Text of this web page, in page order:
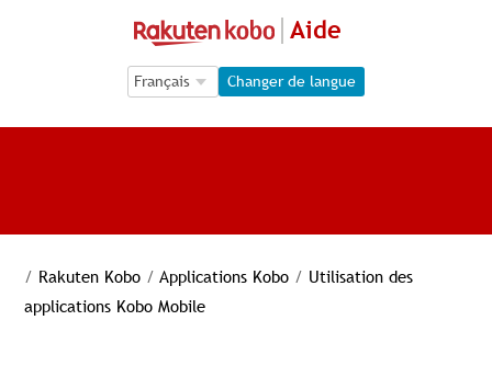
Aide
Language Selection
Language Selection
Changer de langue
/ Rakuten Kobo / Applications Kobo / Utilisation des
applications Kobo Mobile